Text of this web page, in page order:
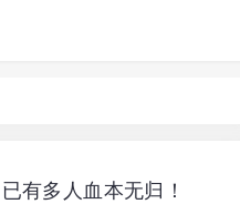
有多人血本无归！